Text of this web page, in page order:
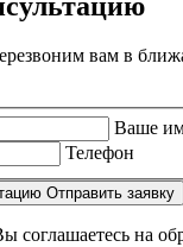
вам в
Ваше
Телефон
Отправить заявку
соглашаетесь на